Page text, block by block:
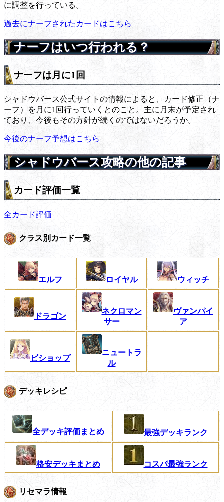
に調整を行っている。
過去にナーフされたカードはこちら
ナーフはいつ行われる？
ナーフは月に1回
シャドウバース公式サイトの情報によると、カード修正（ナ
ーフ）を月に1回行っていくとのこと。主に月末が予定され
ており、今後もその方針が続くのではないだろうか。
今後のナーフ予想はこちら
シャドウバース攻略の他の記事
カード評価一覧
全カード評価
クラス別カード一覧
エルフ ロイヤル ウィッチ
ドラゴン
ネクロマン
サー
ヴァンパイ
ア
ビショップ
ニュートラ
ル
デッキレシピ
全デッキ評価まとめ 最強デッキランク
格安デッキまとめ コスパ最強ランク
リセマラ情報